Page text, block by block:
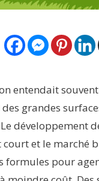
entendait
grandes
développement
et le marché
formules pour